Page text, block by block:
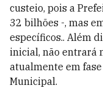
custeio, pois a
32 bilhões -, mas
específicos.. Além
inicial, não entrará
atualmente em
Municipal.